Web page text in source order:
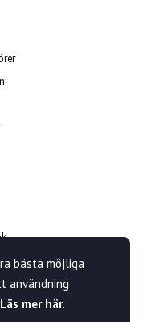
oss
bästa möjliga
användning
Läs mer här.